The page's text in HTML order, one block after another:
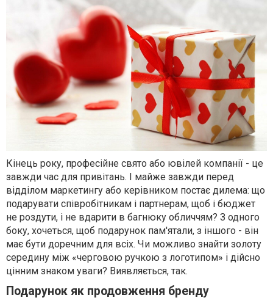
Кінець року, професійне свято або ювілей компанії - це
завжди час для привітань. І майже завжди перед
відділом маркетингу або керівником постає дилема: що
подарувати співробітникам і партнерам, щоб і бюджет
не роздути, і не вдарити в багнюку обличчям? З одного
боку, хочеться, щоб подарунок пам'ятали, з іншого - він
має бути доречним для всіх. Чи можливо знайти золоту
середину між «черговою ручкою з логотипом» і дійсно
цінним знаком уваги? Виявляється, так.
Подарунок як продовження бренду